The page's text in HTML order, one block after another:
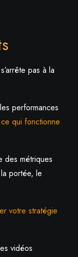
pas à la
performances
qui fonctionne
des métriques
portée, le
votre stratégie
vidéos